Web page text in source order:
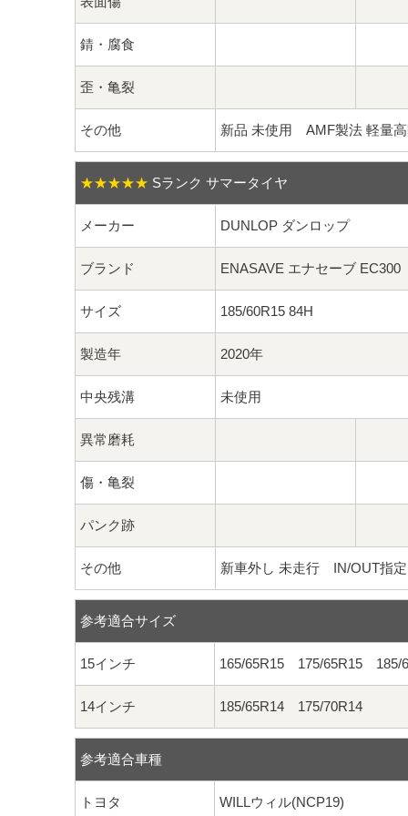
錆・腐食
歪・亀裂
その他 新品 未使用 AMF製法 軽量
★★★★★ Sランク サマータイヤ
メーカー DUNLOP ダンロップ
ブランド ENASAVE エナセーブ EC300
サイズ 185/60R15 84H
製造年 2020年
中央残溝 未使用
異常磨耗
傷・亀裂
パンク跡
その他 新車外し 未走行 IN/OUT指定
参考適合サイズ
15インチ 165/65R15 175/65R15 185/
14インチ 185/65R14 175/70R14
参考適合車種
トヨタ
WILLウィル(NCP19)